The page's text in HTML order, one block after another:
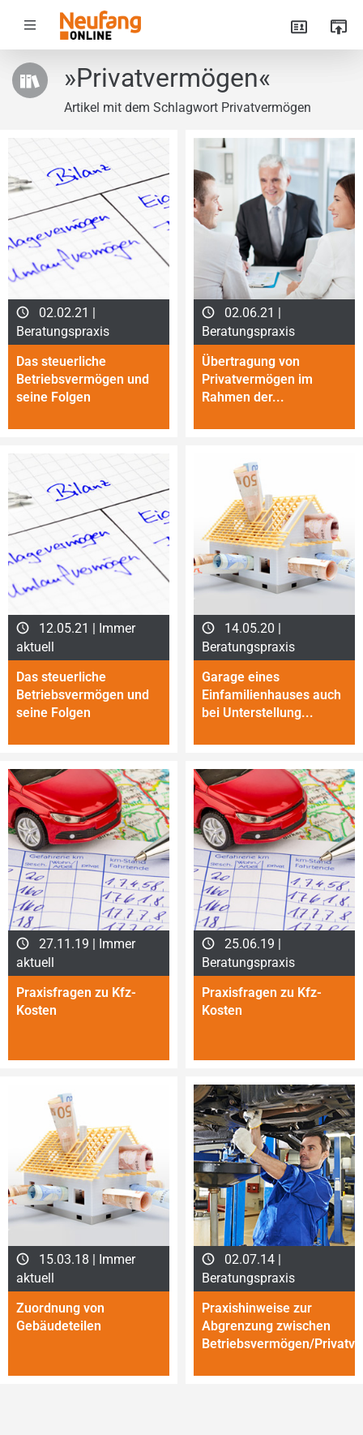
»Privatvermögen«
Artikel mit dem Schlagwort Privatvermögen
02.02.21 |
Beratungspraxis
Das steuerliche
Betriebsvermögen und
seine Folgen
02.06.21 |
Beratungspraxis
Übertragung von
Privatvermögen im
Rahmen der...
12.05.21 | Immer
aktuell
Das steuerliche
Betriebsvermögen und
seine Folgen
14.05.20 |
Beratungspraxis
Garage eines
Einfamilienhauses auch
bei Unterstellung...
27.11.19 | Immer
aktuell
Praxisfragen zu Kfz-
Kosten
25.06.19 |
Beratungspraxis
Praxisfragen zu Kfz-
Kosten
15.03.18 | Immer
aktuell
Zuordnung von
Gebäudeteilen
02.07.14 |
Beratungspraxis
Praxishinweise zur
Abgrenzung zwischen
Betriebsvermögen/